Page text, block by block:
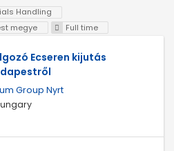
Handling
megye Full time
Ecseren kijutás
Group Nyrt